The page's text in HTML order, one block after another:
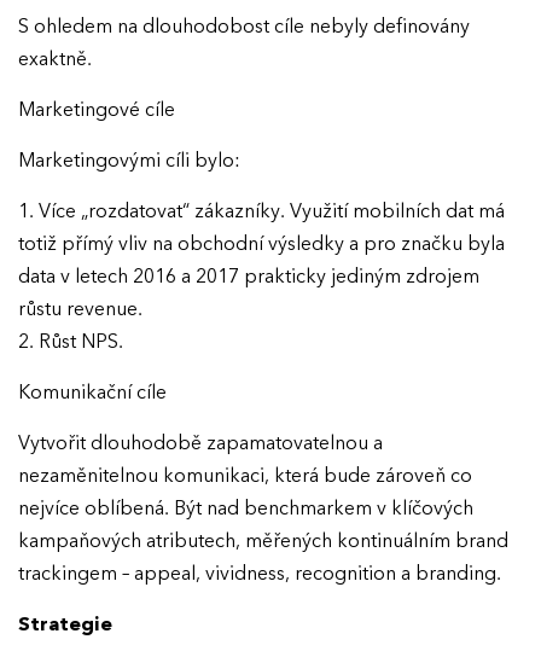
S ohledem na dlouhodobost cíle nebyly definovány
exaktně.
Marketingové cíle
Marketingovými cíli bylo:
1. Více „rozdatovat“ zákazníky. Využití mobilních dat má
totiž přímý vliv na obchodní výsledky a pro značku byla
data v letech 2016 a 2017 prakticky jediným zdrojem
růstu revenue.
2. Růst NPS.
Komunikační cíle
Vytvořit dlouhodobě zapamatovatelnou a
nezaměnitelnou komunikaci, která bude zároveň co
nejvíce oblíbená. Být nad benchmarkem v klíčových
kampaňových atributech, měřených kontinuálním brand
trackingem – appeal, vividness, recognition a branding.
Strategie